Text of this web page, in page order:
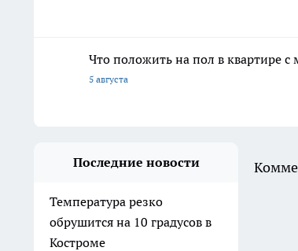
Что положить на пол в квартире
5 августа
Последние новости
Температура резко
обрушится на 10 градусов в
Костроме